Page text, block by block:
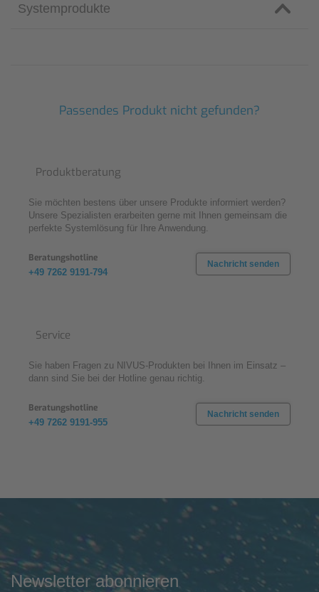
Systemprodukte
Passendes Produkt nicht gefunden?
Produktberatung
Sie möchten bestens über unsere Produkte informiert werden?
Unsere Spezialisten erarbeiten gerne mit Ihnen gemeinsam die
perfekte Systemlösung für Ihre Anwendung.
Beratungshotline
+49 7262 9191-794
Nachricht senden
Service
Sie haben Fragen zu NIVUS-Produkten bei Ihnen im Einsatz –
dann sind Sie bei der Hotline genau richtig.
Beratungshotline
+49 7262 9191-955
Nachricht senden
Newsletter abonnieren